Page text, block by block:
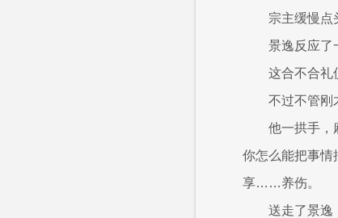
宗主缓慢点
景逸反应了
这合不合礼
不过不管刚
他一拱手，
你怎么能把事情
享……养伤。
送走了景逸